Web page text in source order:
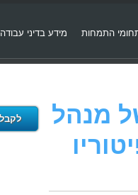
התמחות מידע בדיני עבודה
של מנהל